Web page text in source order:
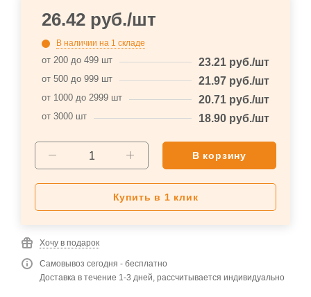
26.42 руб./шт
В наличии на 1 складе
от 200 до 499 шт 23.21 руб./шт
от 500 до 999 шт 21.97 руб./шт
от 1000 до 2999 шт 20.71 руб./шт
от 3000 шт 18.90 руб./шт
В корзину
Купить в 1 клик
Хочу в подарок
Самовывоз сегодня - бесплатно
Доставка в течение 1-3 дней, рассчитывается индивидуально